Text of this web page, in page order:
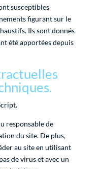
susceptibles
figurant sur le
Ils sont donnés
été apportées depuis
responsable de
du site. De plus,
au site en utilisant
de virus et avec un